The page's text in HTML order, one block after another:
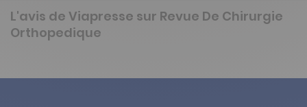
L'avis de Viapresse sur Revue De Chirurgie
Orthopedique